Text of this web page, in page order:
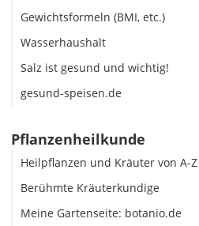
Gewichtsformeln (BMI, etc.)
Wasserhaushalt
Salz ist gesund und wichtig!
gesund-speisen.de
Pflanzenheilkunde
Heilpflanzen und Kräuter von A-Z
Berühmte Kräuterkundige
Meine Gartenseite: botanio.de